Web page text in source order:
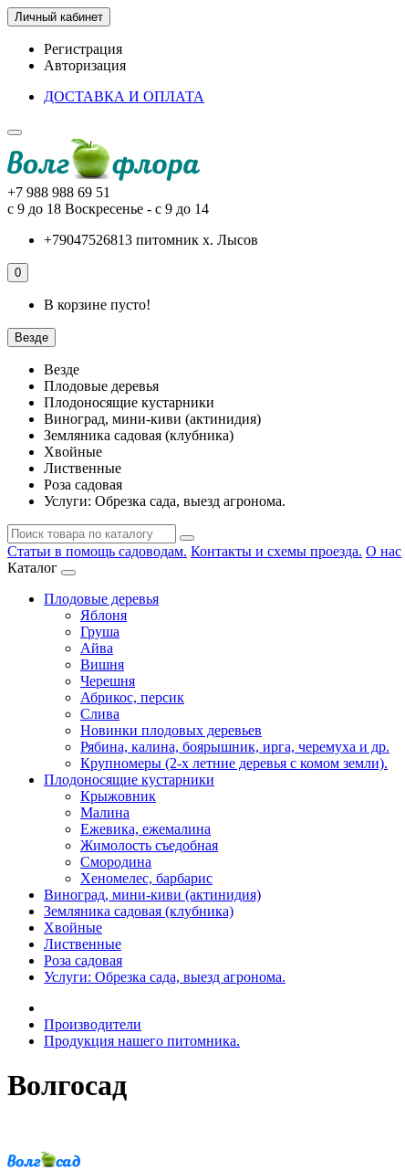
Личный кабинет
Регистрация
Авторизация
ДОСТАВКА И ОПЛАТА
+7 988 988 69 51
с 9 до 18 Воскресенье - с 9 до 14
+79047526813 питомник х. Лысов
0
В корзине пусто!
Везде
Везде
Плодовые деревья
Плодоносящие кустарники
Виноград, мини-киви (актинидия)
Земляника садовая (клубника)
Хвойные
Лиственные
Роза садовая
Услуги: Обрезка сада, выезд агронома.
Статьи в помощь садоводам. Контакты и схемы проезда. О нас
Каталог
Плодовые деревья
Яблоня
Груша
Айва
Вишня
Черешня
Абрикос, персик
Слива
Новинки плодовых деревьев
Рябина, калина, боярышник, ирга, черемуха и др.
Крупномеры (2-х летние деревья с комом земли).
Плодоносящие кустарники
Крыжовник
Малина
Ежевика, ежемалина
Жимолость съедобная
Смородина
Хеномелес, барбарис
Виноград, мини-киви (актинидия)
Земляника садовая (клубника)
Хвойные
Лиственные
Роза садовая
Услуги: Обрезка сада, выезд агронома.
Производители
Продукция нашего питомника.
Волгосад